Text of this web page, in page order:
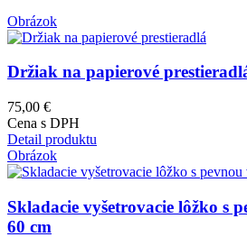
Obrázok
Držiak na papierové
75,00 €
Cena s DPH
Detail produktu
Obrázok
Skladacie vyšetrovacie lôžko s
60 cm